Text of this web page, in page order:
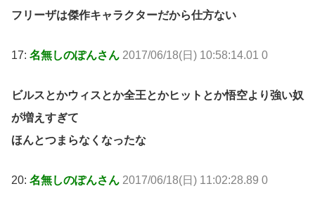
フリーザは傑作キャラクターだから仕方ない
17: 名無しのぽんさん 2017/06/18(日) 10:58:14.01 0
ビルスとかウィスとか全王とかヒットとか悟空より強い奴
が増えすぎて
ほんとつまらなくなったな
20: 名無しのぽんさん 2017/06/18(日) 11:02:28.89 0